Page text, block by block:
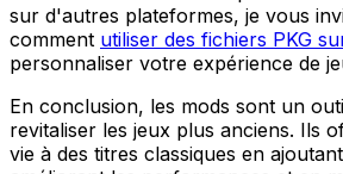
sur d'autres plateformes, je vous
comment utiliser des fichiers PKG
personnaliser votre expérience de
En conclusion, les mods sont un
revitaliser les jeux plus anciens. Ils
vie à des titres classiques en